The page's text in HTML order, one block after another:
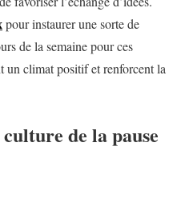
pour instaurer une sorte de
de la semaine pour ces
un climat positif et renforcent la
de la pause